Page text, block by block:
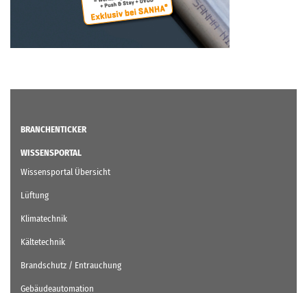
BRANCHENTICKER
WISSENSPORTAL
Wissensportal Übersicht
Lüftung
Klimatechnik
Kältetechnik
Brandschutz / Entrauchung
Gebäudeautomation